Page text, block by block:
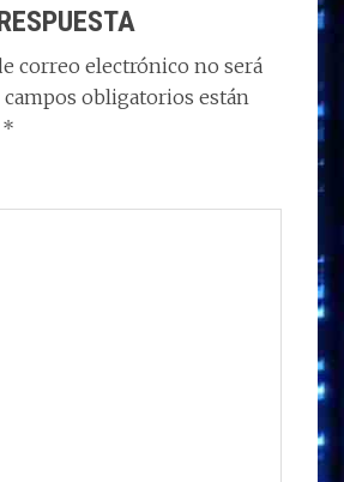
o
o
k
dI
n
A
p
p
m ti
r
correo electrónico no será
campos obligatorios están
*